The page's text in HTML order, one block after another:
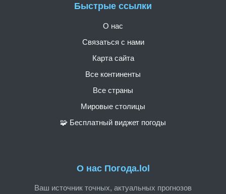
О нас Погода.lol
Ваш источник точных, актуальных прогнозов
Быстрые ссылки
О нас
Связаться с нами
Карта сайта
Все континенты
Все страны
Мировые столицы
🧩 Бесплатный виджет погоды